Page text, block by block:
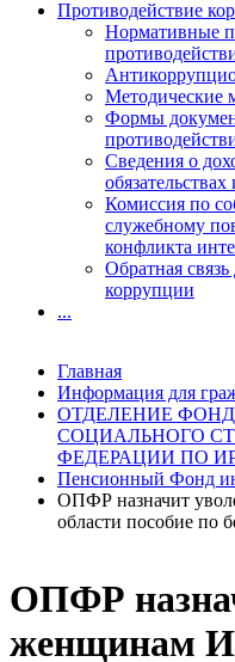
ОПФР
женщинам
Противодействие
Нормативные
Методические
Формы
Сведения о
Комиссия по
служебному
конфликта
Обратная
коррупции
...
Главная
Информация для
ОТДЕЛЕНИЕ
СОЦИАЛЬНОГО
ФЕДЕРАЦИИ ПО
Пенсионный Фонд
ОПФР назначит
области пособие по